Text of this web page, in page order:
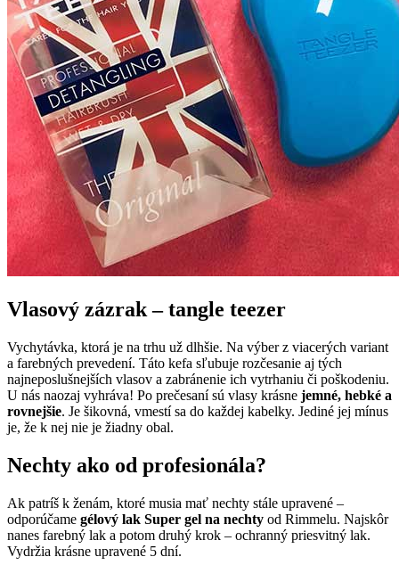
Vlasový zázrak – tangle teezer
Vychytávka, ktorá je na trhu už dlhšie. Na výber z viacerých variant
a farebných prevedení. Táto kefa sľubuje rozčesanie aj tých
najneposlušnejších vlasov a zabránenie ich vytrhaniu či poškodeniu.
U nás naozaj vyhráva! Po prečesaní sú vlasy krásne jemné, hebké a
rovnejšie. Je šikovná, vmestí sa do každej kabelky. Jediné jej mínus
je, že k nej nie je žiadny obal.
Nechty ako od profesionála?
Ak patríš k ženám, ktoré musia mať nechty stále upravené –
odporúčame gélový lak Super gel na nechty od Rimmelu. Najskôr
nanes farebný lak a potom druhý krok – ochranný priesvitný lak.
Vydržia krásne upravené 5 dní.